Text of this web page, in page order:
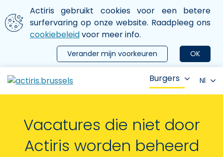
Aller au contenu principal
We gebruiken cookies
Actiris gebruikt cookies voor een betere
surfervaring op onze website. Raadpleeg ons
cookiebeleidvoor meer info.
OK
Verander mijn voorkeuren
le menu
Burgers Nl
Vacatures die niet door
Actiris worden beheerd